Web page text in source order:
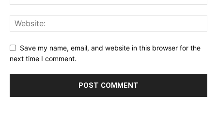
Save my name, email, and website in this browser for the
next time I comment.